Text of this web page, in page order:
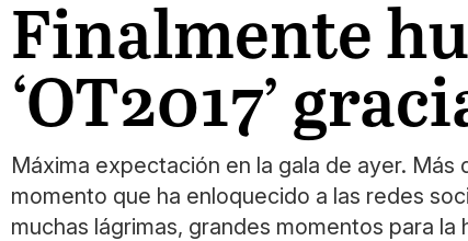
Finalmente
‘OT2017’
Máxima expectación en la gala de ayer.
momento que ha enloquecido a las redes
muchas lágrimas, grandes momentos para